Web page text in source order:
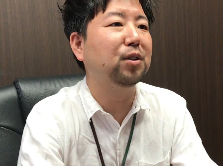
動画】
ぴったりな職場環境
です／【採用動画】
介／【採用動画】
たい社員を支援して
います／【採用動
画】